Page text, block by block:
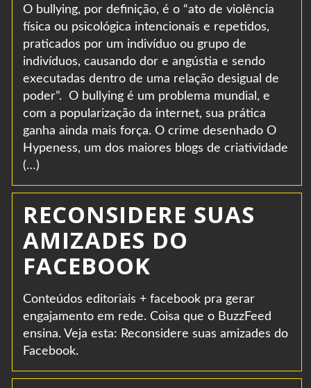
O bullying, por definição, é o “ato de violência
física ou psicológica intencionais e repetidos,
praticados por um indivíduo ou grupo de
indivíduos, causando dor e angústia e sendo
executadas dentro de uma relação desigual de
poder”. O bullying é um problema mundial, e
com a popularização da internet, sua prática
ganha ainda mais força. O crime desenhado O
Hypeness, um dos maiores blogs de criatividade
(…)
RECONSIDERE SUAS
AMIZADES DO
FACEBOOK
Conteúdos editoriais + facebook pra gerar
engajamento em rede. Coisa que o BuzzFeed
ensina. Veja esta: Reconsidere suas amizades do
Facebook.